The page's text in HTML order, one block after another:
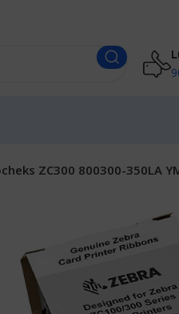
ZC300 800300-350LA
RIBBON de
800300-350LA
a todo el Perú